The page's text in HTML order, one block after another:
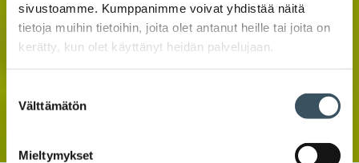
sivustoamme. Kumppanimme voivat yhdistää näitä
tietoja muihin tietoihin, joita olet antanut heille tai joita on
kerätty, kun olet käyttänyt heidän palvelujaan.
valinta
Välttämätön
Mieltymykset